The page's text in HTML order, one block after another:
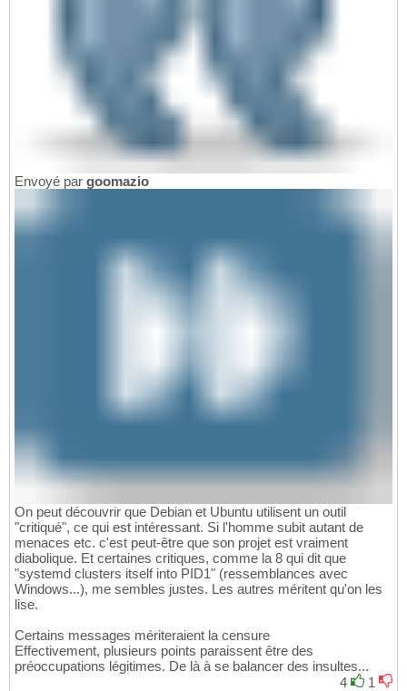
Envoyé par goomazio
On peut découvrir que Debian et Ubuntu utilisent un outil
"critiqué", ce qui est intéressant. Si l'homme subit autant de
menaces etc. c'est peut-être que son projet est vraiment
diabolique. Et certaines critiques, comme la 8 qui dit que
"systemd clusters itself into PID1" (ressemblances avec
Windows...), me sembles justes. Les autres méritent qu'on les
lise.
Certains messages mériteraient la censure
Effectivement, plusieurs points paraissent être des
préoccupations légitimes. De là à se balancer des insultes...
4
1